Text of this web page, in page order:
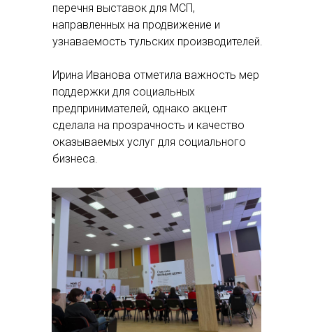
перечня выставок для МСП,
направленных на продвижение и
узнаваемость тульских производителей.
Ирина Иванова отметила важность мер
поддержки для социальных
предпринимателей, однако акцент
сделала на прозрачность и качество
оказываемых услуг для социального
бизнеса.